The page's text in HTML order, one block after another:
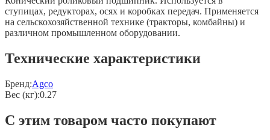
ступицах, редукторах, осях и коробках передач. Применяется
на сельскохозяйственной технике (тракторы, комбайны) и
различном промышленном оборудовании.
Технические характеристики
Бренд:Agco
Вес (кг):0.27
С этим товаром часто покупают